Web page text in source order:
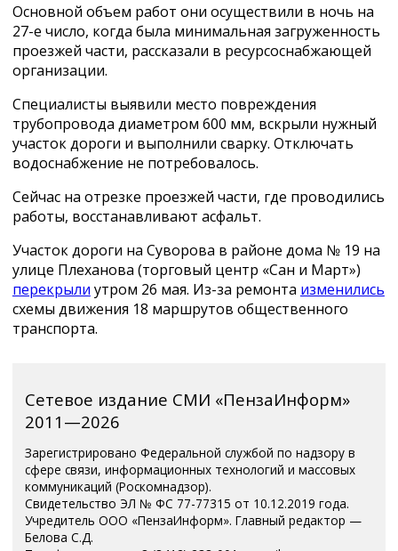
Основной объем работ они осуществили в ночь на
27-е число, когда была минимальная загруженность
проезжей части, рассказали в ресурсоснабжающей
организации.
Специалисты выявили место повреждения
трубопровода диаметром 600 мм, вскрыли нужный
участок дороги и выполнили сварку. Отключать
водоснабжение не потребовалось.
Сейчас на отрезке проезжей части, где проводились
работы, восстанавливают асфальт.
Участок дороги на Суворова в районе дома № 19 на
улице Плеханова (торговый центр «Сан и Март»)
перекрыли утром 26 мая. Из-за ремонта изменились
схемы движения 18 маршрутов общественного
транспорта.
Сетевое издание СМИ «ПензаИнформ»
2011—2026
Зарегистрировано Федеральной службой по надзору в
сфере связи, информационных технологий и массовых
коммуникаций (Роскомнадзор).
Свидетельство ЭЛ № ФС 77-77315 от 10.12.2019 года.
Учредитель ООО «ПензаИнформ». Главный редактор —
Белова С.Д.